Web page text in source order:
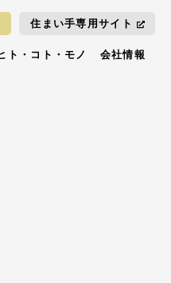
住まい手専用サイト
ト・コト・モノ 会社情報